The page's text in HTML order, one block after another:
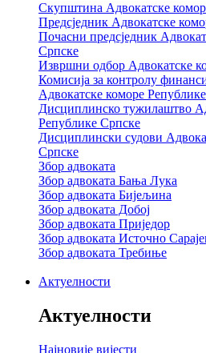
Скупштина Адвокатске
Предсједник Адвокатске
Почасни предсједник
Српске
Извршни одбор Адвокатске
Комисија за контролу
Адвокатске коморе
Дисциплинско тужилаштво
Републике Српске
Дисциплински судови
Српске
Збор адвоката
Збор адвоката Бања Лука
Збор адвоката Бијељина
Збор адвоката Добој
Збор адвоката Приједор
Збор адвоката Источно
Збор адвоката Требиње
Актуелности
Актуелности
Најновије вијести